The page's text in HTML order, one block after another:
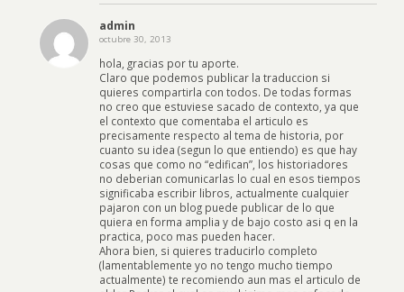
admin
octubre 30, 2013
hola, gracias por tu aporte.
Claro que podemos publicar la traduccion si
quieres compartirla con todos. De todas formas
no creo que estuviese sacado de contexto, ya que
el contexto que comentaba el articulo es
precisamente respecto al tema de historia, por
cuanto su idea (segun lo que entiendo) es que hay
cosas que como no “edifican”, los historiadores
no deberian comunicarlas lo cual en esos tiempos
significaba escribir libros, actualmente cualquier
pajaron con un blog puede publicar de lo que
quiera en forma amplia y de bajo costo asi q en la
practica, poco mas pueden hacer.
Ahora bien, si quieres traducirlo completo
(lamentablemente yo no tengo mucho tiempo
actualmente) te recomiendo aun mas el articulo de